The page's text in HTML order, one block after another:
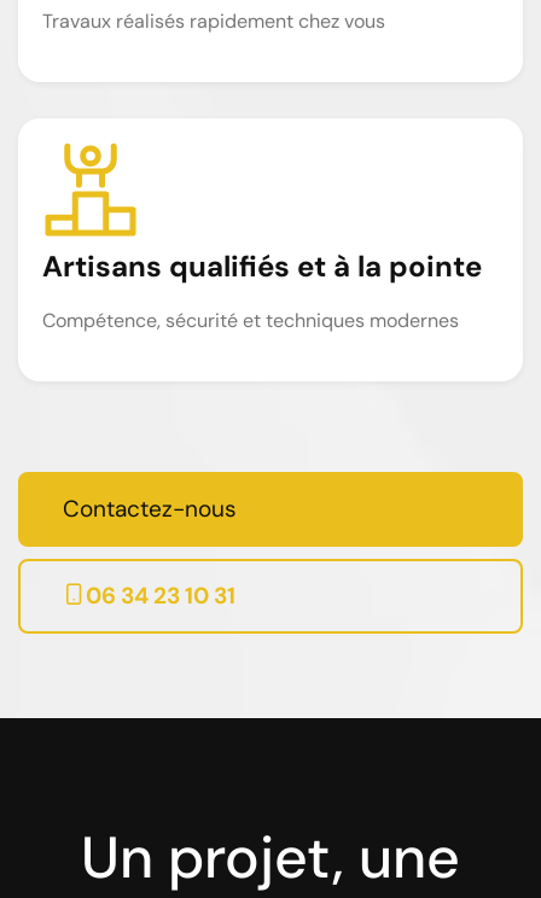
Travaux réalisés rapidement chez vous
Artisans qualifiés et à la pointe
Compétence, sécurité et techniques modernes
Contactez-nous
06 34 23 10 31
Un projet, une